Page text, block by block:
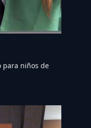
para niños de